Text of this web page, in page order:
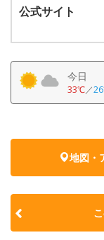
公式サイト
今日
33℃／
地図・